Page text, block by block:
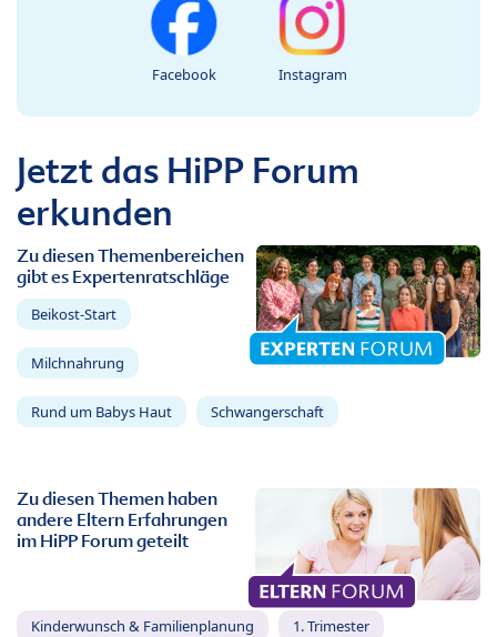
Facebook Instagram
Jetzt das HiPP Forum
erkunden
Zu diesen Themenbereichen
gibt es Expertenratschläge
Beikost-Start
Milchnahrung
Rund um Babys Haut Schwangerschaft
Zu diesen Themen haben
andere Eltern Erfahrungen
im HiPP Forum geteilt
Kinderwunsch & Familienplanung 1. Trimester